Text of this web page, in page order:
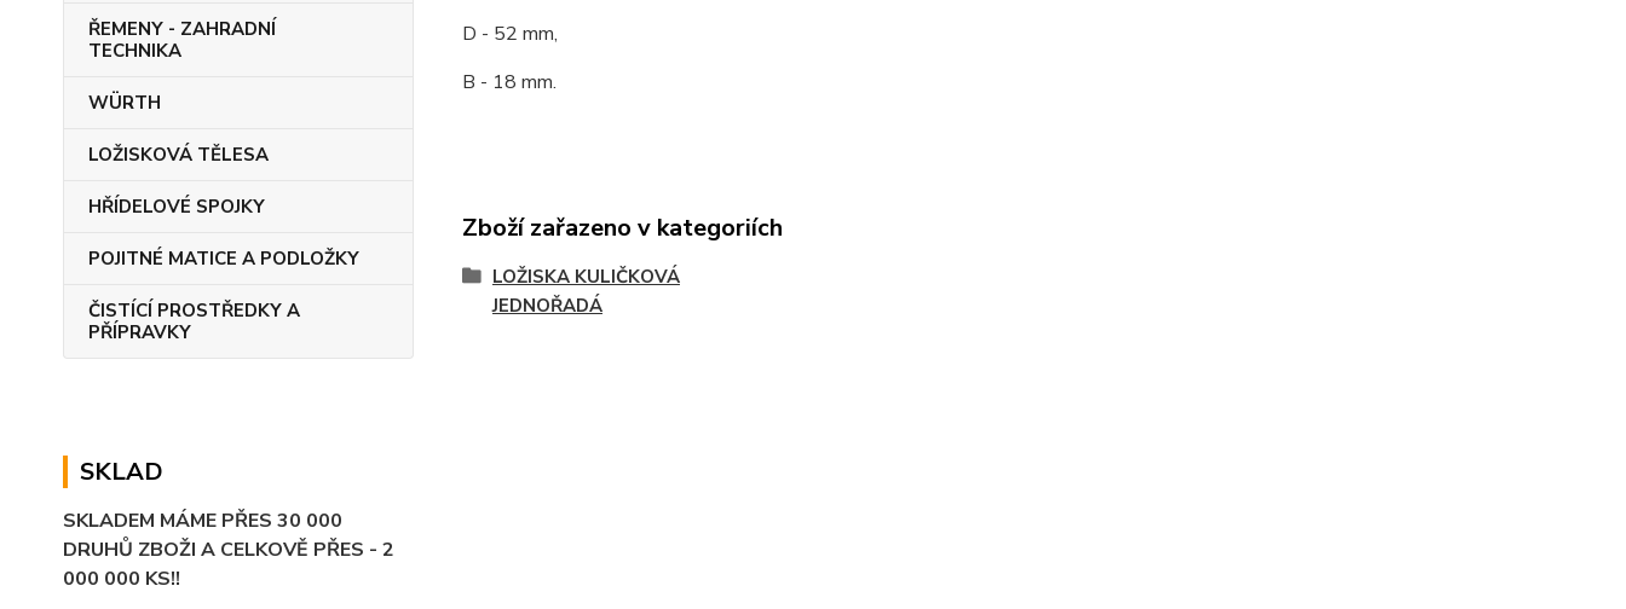
ŘEMENY - ZAHRADNÍ
TECHNIKA
WÜRTH
LOŽISKOVÁ TĚLESA
HŘÍDELOVÉ SPOJKY
POJITNÉ MATICE A PODLOŽKY
ČISTÍCÍ PROSTŘEDKY A
PŘÍPRAVKY
SKLAD
SKLADEM MÁME PŘES 30 000
DRUHŮ ZBOŽI A CELKOVĚ PŘES - 2
000 000 KS!!
D - 52 mm,
B - 18 mm.
Zboží zařazeno v kategoriích
LOŽISKA KULIČKOVÁ
JEDNOŘADÁ